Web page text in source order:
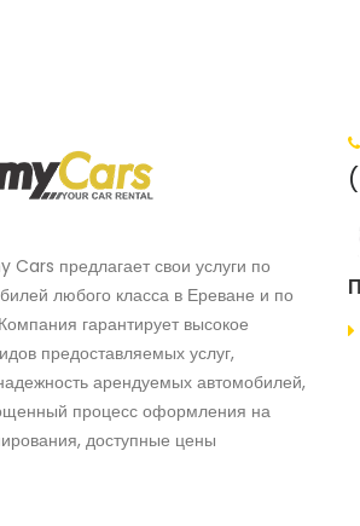
Cars предлагает свои услуги по
любого класса в Ереване и по
гарантирует высокое
предоставляемых услуг,
арендуемых автомобилей,
процесс оформления на
доступные цены